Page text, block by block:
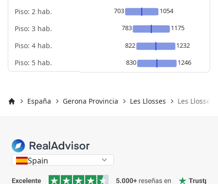
Piso: 2 hab.
Piso: 3 hab.
Piso: 4 hab.
Piso: 5 hab.
703
1054
783
1175
822
1232
830
1246
España Gerona Provincia Les Llosses Les Llosses
Spain